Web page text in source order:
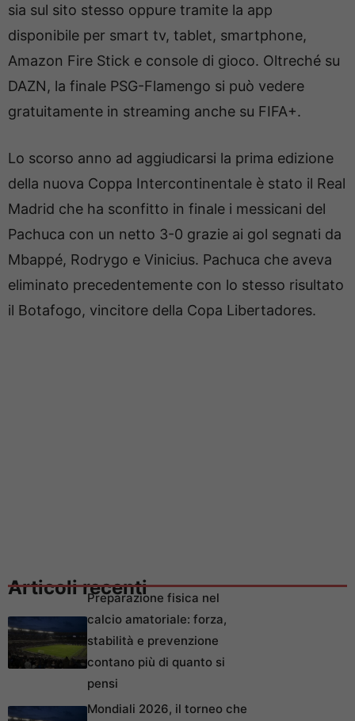
sia sul sito stesso oppure tramite la app
disponibile per smart tv, tablet, smartphone,
Amazon Fire Stick e console di gioco. Oltreché su
DAZN, la finale PSG-Flamengo si può vedere
gratuitamente in streaming anche su FIFA+.
Lo scorso anno ad aggiudicarsi la prima edizione
della nuova Coppa Intercontinentale è stato il Real
Madrid che ha sconfitto in finale i messicani del
Pachuca con un netto 3-0 grazie ai gol segnati da
Mbappé, Rodrygo e Vinicius. Pachuca che aveva
eliminato precedentemente con lo stesso risultato
il Botafogo, vincitore della Copa Libertadores.
Articoli recentiPreparazione fisica nel
calcio amatoriale: forza,
stabilità e prevenzione
contano più di quanto si
pensi
Mondiali 2026, il torneo che